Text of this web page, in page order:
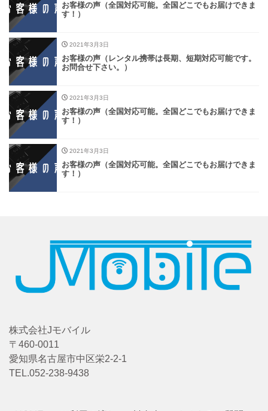
お客様の声（全国対応可能。全国どこでもお届けできま
す！）
2021年3月3日
お客様の声（レンタル携帯は長期、短期対応可能です。
お問合せ下さい。）
2021年3月3日
お客様の声（全国対応可能。全国どこでもお届けできま
す！）
2021年3月3日
お客様の声（全国対応可能。全国どこでもお届けできま
す！）
株式会社Jモバイル
〒460-0011
愛知県名古屋市中区栄2-2-1
TEL.052-238-9438